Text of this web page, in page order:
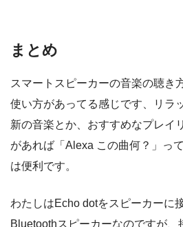
まとめ
スマートスピーカーの音楽の聴き
使い方があってる感じです、リラ
新の音楽とか、おすすめなプレイ
があれば「Alexa この曲何？」っ
は便利です。
わたしはEcho dotをスピーカーに
Bluetoothスピーカーなのですが